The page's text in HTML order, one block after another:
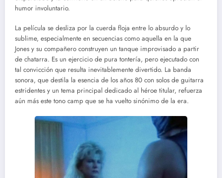
humor involuntario.
La película se desliza por la cuerda floja entre lo absurdo y lo
sublime, especialmente en secuencias como aquella en la que
Jones y su compañero construyen un tanque improvisado a partir
de chatarra. Es un ejercicio de pura tontería, pero ejecutado con
tal convicción que resulta inevitablemente divertido. La banda
sonora, que destila la esencia de los años 80 con solos de guitarra
estridentes y un tema principal dedicado al héroe titular, refuerza
aún más este tono camp que se ha vuelto sinónimo de la era.